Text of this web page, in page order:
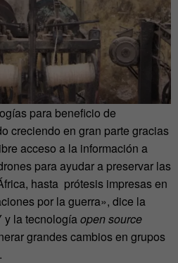
para beneficio de
creciendo en gran parte gracias
acceso a la información a
para ayudar a preservar las
hasta prótesis impresas en
por la guerra», dice la
y la tecnologíaopen source
grandes cambios en grupos